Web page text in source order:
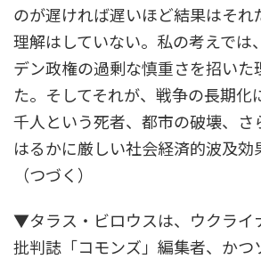
のが遅ければ遅いほど結果はそれ
理解はしていない。私の考えでは
デン政権の過剰な慎重さを招いた
た。そしてそれが、戦争の長期化
千人という死者、都市の破壊、さ
はるかに厳しい社会経済的波及
（つづく）
▼タラス・ビロウスは、ウクライ
批判誌「コモンズ」編集者、かつ